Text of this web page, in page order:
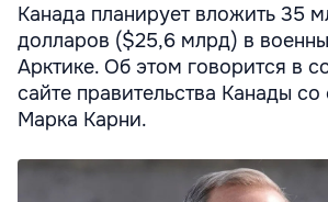
Канада планирует вложить 35
долларов ($25,6 млрд) в
Арктике. Об этом говорится в
сайте правительства Канады
Марка Карни.